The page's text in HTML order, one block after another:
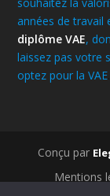
souhaitez la
années de travail
diplôme VAE,
laissez pas votre
optez pour la VAE
Conçu par
Mentions